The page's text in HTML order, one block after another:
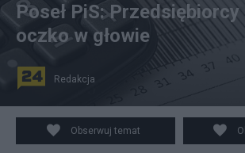
Składki ZUS idą drastycznie w górę
Poseł PiS:
oczko w głowie
Redakcja
Obserwuj temat